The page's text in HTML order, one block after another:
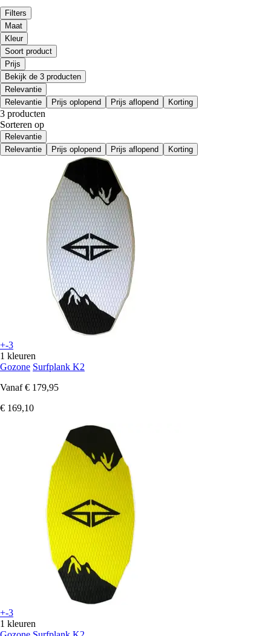
Filters
Maat
Kleur
Soort product
Prijs
Bekijk de 3 producten
Relevantie
Relevantie
Prijs oplopend Prijs aflopend Korting
3 producten
Sorteren op
Relevantie
Relevantie
Prijs oplopend Prijs aflopend Korting
+-3
1 kleuren
Gozone Surfplank K2
Vanaf € 179,95
€ 169,10
+-3
1 kleuren